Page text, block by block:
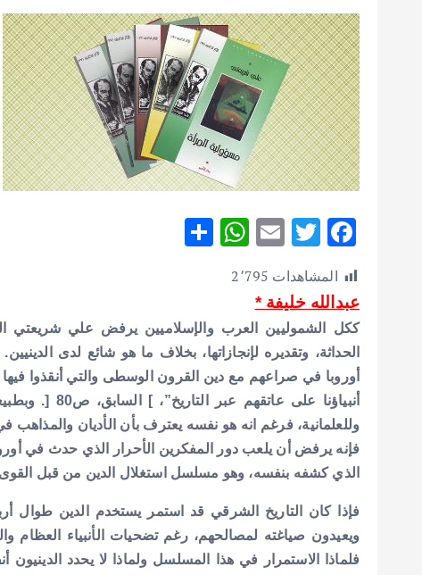
F
ac
e
b
o
o
k
T
w
it
te
r
E
m
ai
l
W
s
A
p
p
e
المشاهدات 2٬795
عبدالله خليفة *
ككل الشموليين العرب والإسلاميين يرفض علي شريعتي
الحداثة، وتقديره لإنجازاتها، بخلاف ما هو شائع لدى
أوروبا في صراعهم مع دين القرون الوسطى والتي أنقذوا
أنبياؤنا
وللعلمانية، فرغم انه هو نفسه يعترف بأن الأديان
فإنه يرفض أن يلعب دور المفكرين الأحرار الذي حدث في
الذي كشفه بنفسه، وهو مسلسل استغلال الدين من قبل القوى
فإذا كان التاريخ الشرقي قد استمر يستخدم الدين طوال
ويعيدون صياغته لمصالحهم، رغم تضحيات الأنبياء العظام
فلماذا الاستمرار في هذا المسلسل ولماذا لا يحدد